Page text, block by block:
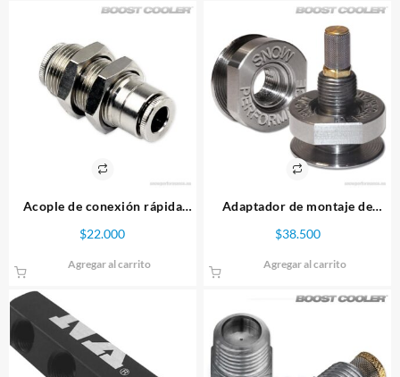
Acople de conexión rápida
Performance
$22.000
Agregar al carrito
Adaptador de montaje de
Snow Performance
$38.500
Agregar al carrito